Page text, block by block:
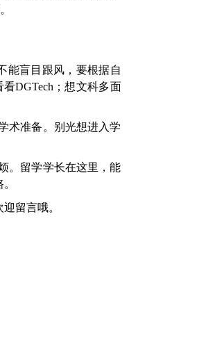
能盲目跟风，要根据自
DGTech；想文科多面
术准备。别光想进入学
。留学学长在这里，能
留言哦。